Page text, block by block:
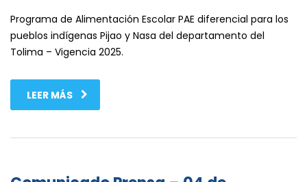
Programa de Alimentación Escolar PAE diferencial para los
pueblos indígenas Pijao y Nasa del departamento del
Tolima – Vigencia 2025.
LEER MÁS